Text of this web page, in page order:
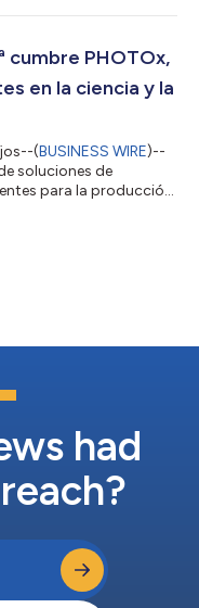
centrada en agilizar
ayudar en todos los
cumbre PHOTOx,
en la ciencia y la
(BUSINESS WIRE)--
soluciones de
para la producción
del sector una
último en
had